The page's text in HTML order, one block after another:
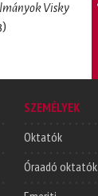
Visky
SZEMÉLYEK
Oktatók
Óraadó oktatók